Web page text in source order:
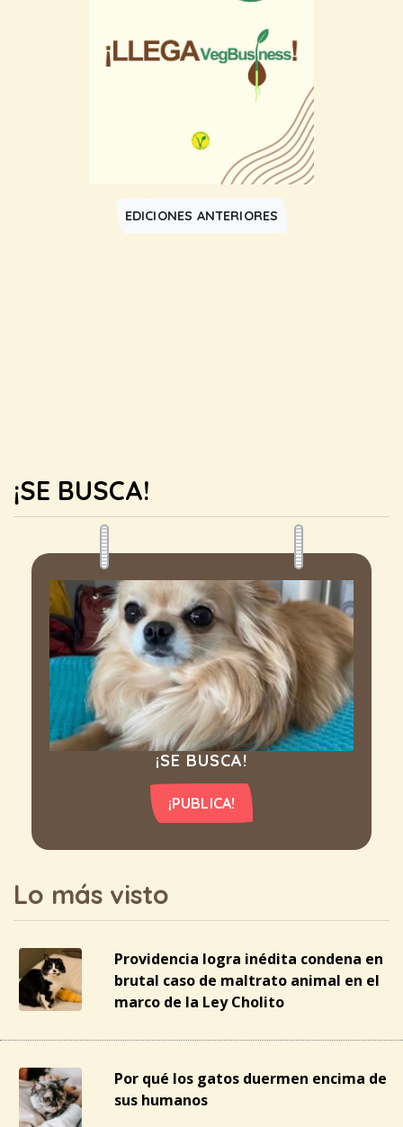
EDICIONES ANTERIORES
¡SE BUSCA!
¡SE BUSCA!
¡PUBLICA!
Lo más visto
Providencia logra inédita condena en
brutal caso de maltrato animal en el
marco de la Ley Cholito
Por qué los gatos duermen encima de
sus humanos